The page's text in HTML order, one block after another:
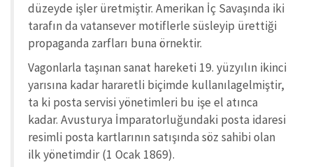
düzeyde işler üretmiştir. Amerikan İç Savaşında iki
tarafın da vatansever motiflerle süsleyip ürettiği
propaganda zarfları buna örnektir.
Vagonlarla taşınan sanat hareketi 19. yüzyılın ikinci
yarısına kadar hararetli biçimde kullanılagelmiştir,
ta ki posta servisi yönetimleri bu işe el atınca
kadar. Avusturya İmparatorluğundaki posta idaresi
resimli posta kartlarının satışında söz sahibi olan
ilk yönetimdir (1 Ocak 1869).